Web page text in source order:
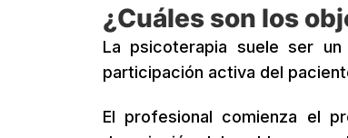
¿Cuáles son los
La psicoterapia suele ser
participación activa del
El profesional comienza el